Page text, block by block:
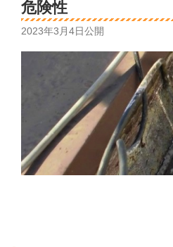
危険性
2023年3月4日公開